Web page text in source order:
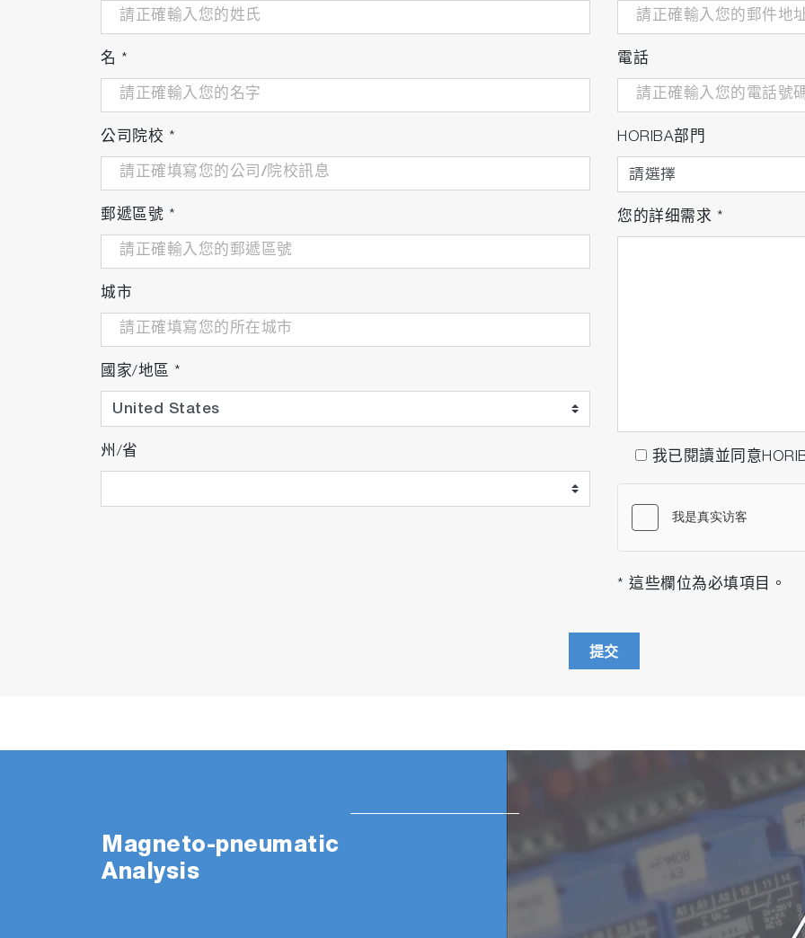
附加功能
自動校準
自我診斷
數據記錄
分析儀配置設定
多個類比和數位輸出（選項）
VA-5000 系列樣氣調節系統
旨在支援 VA-5000 系列分析儀
Thermal Power Generation
名 *
公司院校 *
郵遞區號 *
城市
國家/地區 *
州/省
電話
HORIBA部門
您的詳细需求 *
我已閱讀並同意
* 這些欄位為必填項目。
提交
Magneto-pneumatic
Analysis